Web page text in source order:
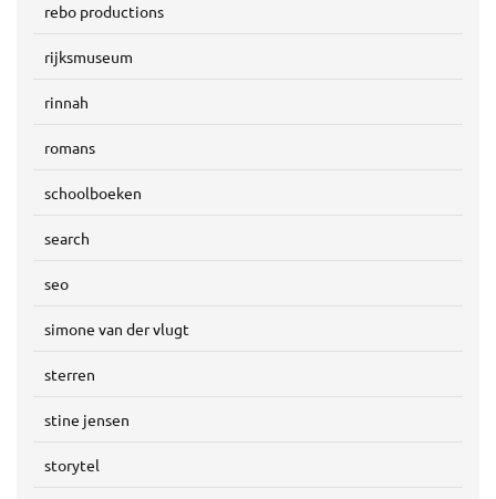
rebo productions
rijksmuseum
rinnah
romans
schoolboeken
search
seo
simone van der vlugt
sterren
stine jensen
storytel